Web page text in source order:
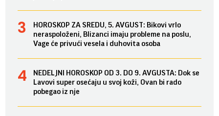
HOROSKOP ZA SREDU, 5. AVGUST: Bikovi vrlo
neraspoloženi, Blizanci imaju probleme na poslu,
Vage će privući vesela i duhovita osoba
NEDELJNI HOROSKOP OD 3. DO 9. AVGUSTA: Dok se
Lavovi super osećaju u svoj koži, Ovan bi rado
pobegao iz nje